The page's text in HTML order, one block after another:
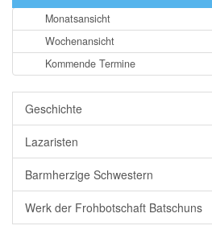
Monatsansicht
Wochenansicht
Kommende Termine
Geschichte
Lazaristen
Barmherzige Schwestern
Werk der Frohbotschaft Batschuns